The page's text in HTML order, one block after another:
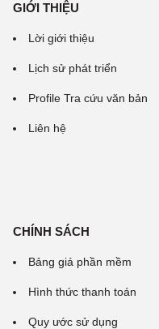
GIỚI THIỆU
Lời giới thiệu
Lịch sử phát triển
Profile Tra cứu văn bản
Liên hệ
CHÍNH SÁCH
Bảng giá phần mềm
Hình thức thanh toán
Quy ước sử dụng